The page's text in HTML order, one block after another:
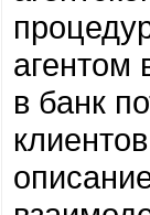
агентом
в банк